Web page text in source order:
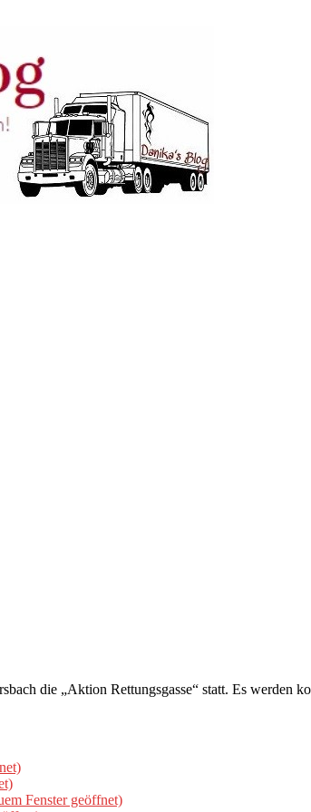
die „Aktion Rettungsgasse“ statt. Es werden
Fenster geöffnet)